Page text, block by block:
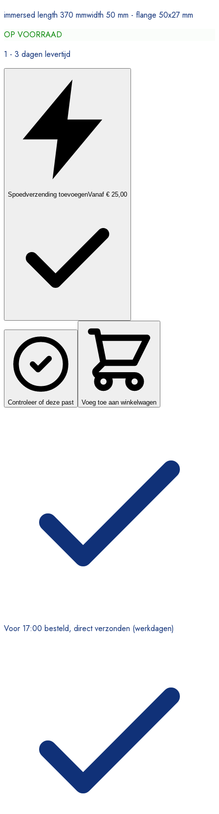
immersed length 370 mmwidth 50 mm - flange 50x27 mm
OP VOORRAAD
1 - 3 dagen levertijd
Spoedverzending toevoegenVanaf € 25,00
Controleer of deze past Voeg toe aan winkelwagen
Voor 17:00 besteld, direct verzonden (werkdagen)